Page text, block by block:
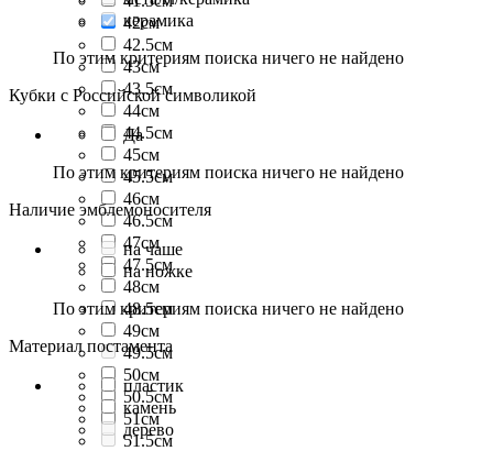
42см
42.5см
43см
43.5см
44см
44.5см
45см
45.5см
46см
46.5см
47см
47.5см
48см
48.5см
49см
49.5см
50см
50.5см
51см
51.5см
керамика
По этим критериям поиска ничего не найдено
Кубки с Российской символикой
Да
По этим критериям поиска ничего не найдено
Наличие эмблемоносителя
на чаше
на ножке
По этим критериям поиска ничего не найдено
Материал постамента
пластик
камень
дерево